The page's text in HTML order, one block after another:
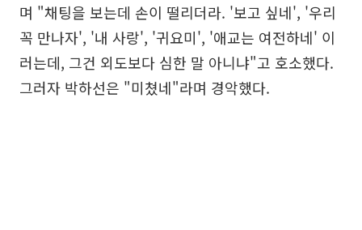
며 "채팅을 보는데 손이 떨리더라. '보고 싶네', '우리
꼭 만나자', '내 사랑', '귀요미', '애교는 여전하네' 이
러는데, 그건 외도보다 심한 말 아니냐"고 호소했다.
그러자 박하선은 "미쳤네"라며 경악했다.